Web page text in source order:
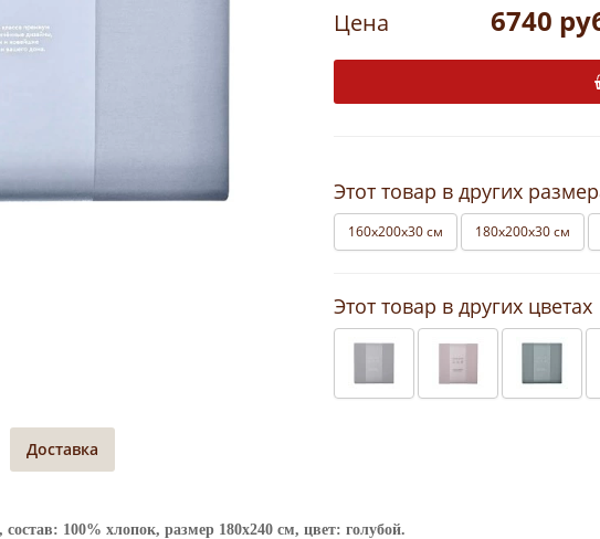
Цена 6740
Этот товар в других
160х200х30 см 180х200х30 см
Этот товар в других цветах
Доставка
100% хлопок, размер 180х240 см, цвет: голубой.